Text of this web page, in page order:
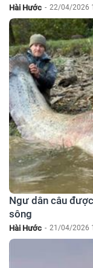
Hài Hước - 22/04/2026
Ngư dân câu
sông
Hài Hước - 21/04/2026